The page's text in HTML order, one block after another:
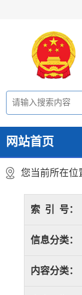
网站首页
您当前所在位
索 引 号：
信息分类：
内容分类：